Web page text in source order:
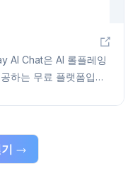
AI Chat은 AI 롤플레잉
하는 무료 플랫폼입니
로컬 브